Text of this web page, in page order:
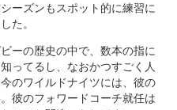
ーズンもスポット的に練習に
た。
ーの歴史の中で、数本の指に
ってるし、なおかつすごく人
のワイルドナイツには、彼の
彼のフォワードコーチ就任は